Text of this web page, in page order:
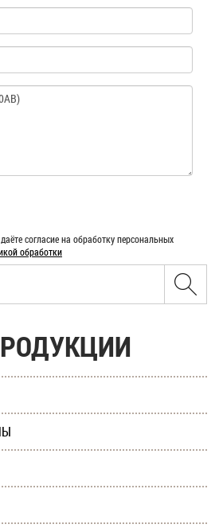
согласие на обработку персональных
обработки